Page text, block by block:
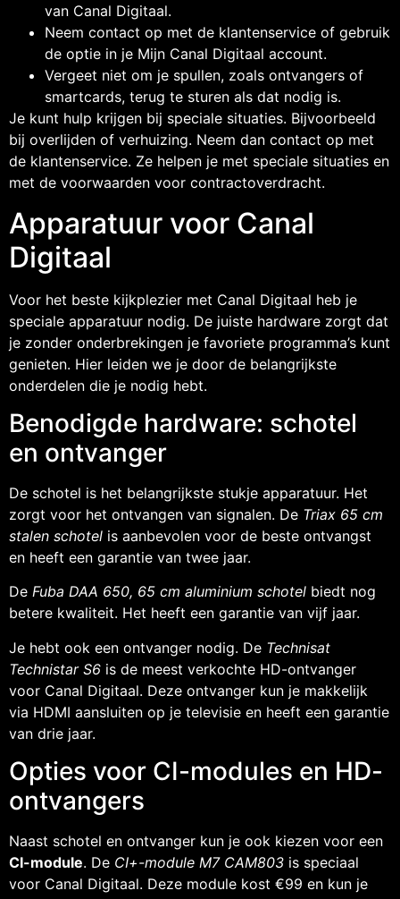
van Canal Digitaal.
Neem contact op met de klantenservice of gebruik
de optie in je Mijn Canal Digitaal account.
Vergeet niet om je spullen, zoals ontvangers of
smartcards, terug te sturen als dat nodig is.
Je kunt hulp krijgen bij speciale situaties. Bijvoorbeeld
bij overlijden of verhuizing. Neem dan contact op met
de klantenservice. Ze helpen je met speciale situaties en
met de voorwaarden voor contractoverdracht.
Apparatuur voor Canal
Digitaal
Voor het beste kijkplezier met Canal Digitaal heb je
speciale apparatuur nodig. De juiste hardware zorgt dat
je zonder onderbrekingen je favoriete programma’s kunt
genieten. Hier leiden we je door de belangrijkste
onderdelen die je nodig hebt.
Benodigde hardware: schotel
en ontvanger
De schotel is het belangrijkste stukje apparatuur. Het
zorgt voor het ontvangen van signalen. De Triax 65 cm
stalen schotel is aanbevolen voor de beste ontvangst
en heeft een garantie van twee jaar.
De Fuba DAA 650, 65 cm aluminium schotel biedt nog
betere kwaliteit. Het heeft een garantie van vijf jaar.
Je hebt ook een ontvanger nodig. De Technisat
Technistar S6 is de meest verkochte HD-ontvanger
voor Canal Digitaal. Deze ontvanger kun je makkelijk
via HDMI aansluiten op je televisie en heeft een garantie
van drie jaar.
Opties voor CI-modules en HD-
ontvangers
Naast schotel en ontvanger kun je ook kiezen voor een
CI-module. De CI+-module M7 CAM803 is speciaal
voor Canal Digitaal. Deze module kost €99 en kun je